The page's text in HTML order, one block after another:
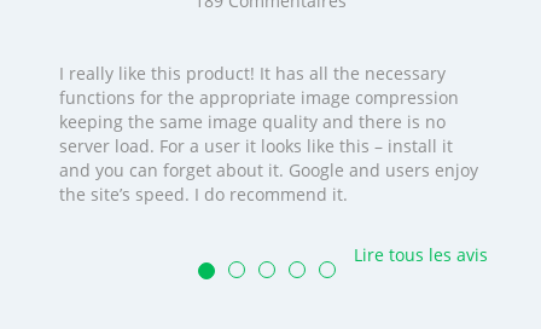
I really like this product! It has all the necessary
functions for the appropriate image compression
keeping the same image quality and there is no
server load. For a user it looks like this – install it
and you can forget about it. Google and users enjoy
the site’s speed. I do recommend it.
Lire tous les avis